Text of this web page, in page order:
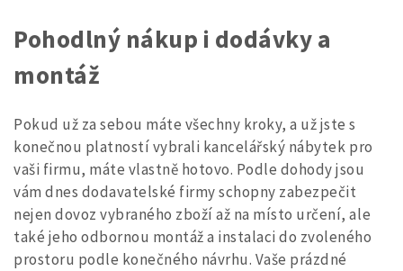
Pohodlný nákup i dodávky a
montáž
Pokud už za sebou máte všechny kroky, a už jste s
konečnou platností vybrali kancelářský nábytek pro
vaši firmu, máte vlastně hotovo. Podle dohody jsou
vám dnes dodavatelské firmy schopny zabezpečit
nejen dovoz vybraného zboží až na místo určení, ale
také jeho odbornou montáž a instalaci do zvoleného
prostoru podle konečného návrhu. Vaše prázdné